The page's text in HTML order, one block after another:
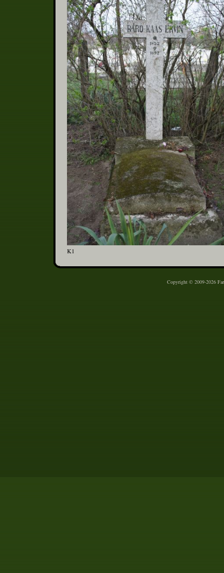
K1
Copyright © 2009-2026